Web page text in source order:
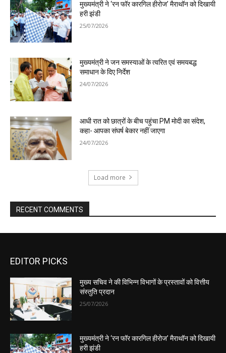
EDITOR PICKS
मुख्य सचिव ने की विभिन्न विभागों के प्रस्तावों को वित्तीय
संस्तुति प्रदान
25/07/2026
मुख्यमंत्री ने ‘रन फॉर कारगिल हीरोज’ मैराथॉन को दिखायी
हरी झंडी